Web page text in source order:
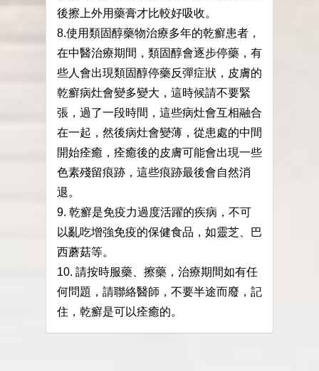
後擦上外用藥膏才比較好吸收。
8.使用類固醇藥物治療多年的乾癬患者，
在中醫治療期間，類固醇會逐步停藥，有
些人會出現類固醇停藥反彈症狀，皮膚的
乾癬病灶會變多變大，這時候請不要緊
張，過了一段時間，這些病灶會互相融合
在一起，然後病灶會變薄，從患處的中間
開始痊癒，痊癒後的皮膚可能會出現一些
色素殘留痕跡，這些痕跡最後會自然消
退。
9. 乾癬是免疫力過度活躍的疾病，不可
以亂吃增強免疫的保健食品，如靈芝、巴
西蘑菇等。
10. 請按時服藥、擦藥，治療期間如有任
何問題，請聯絡醫師，不要半途而廢，記
住，乾癬是可以痊癒的。